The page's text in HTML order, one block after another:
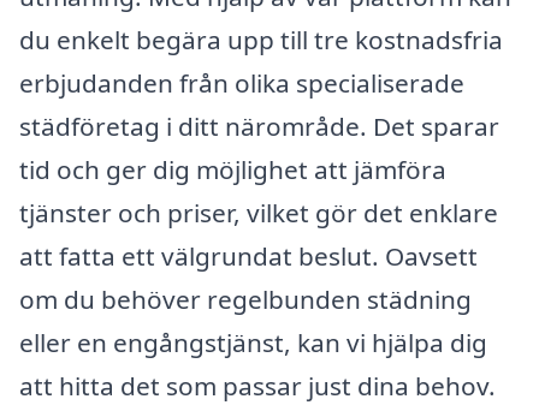
du enkelt begära upp till tre kostnadsfria
erbjudanden från olika specialiserade
städföretag i ditt närområde. Det sparar
tid och ger dig möjlighet att jämföra
tjänster och priser, vilket gör det enklare
att fatta ett välgrundat beslut. Oavsett
om du behöver regelbunden städning
eller en engångstjänst, kan vi hjälpa dig
att hitta det som passar just dina behov.